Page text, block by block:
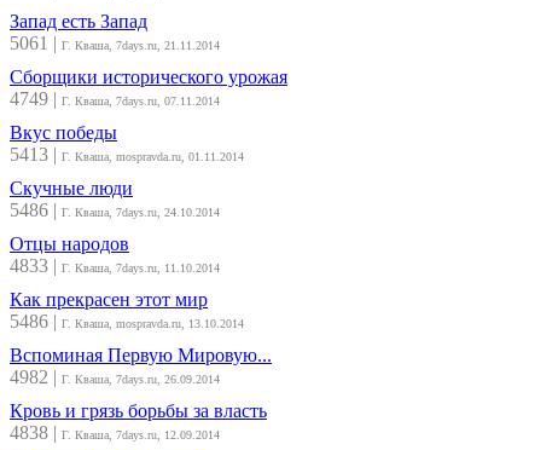
Запад есть Запад
5061 | Г. Кваша, 7days.ru, 21.11.2014
Сборщики исторического урожая
4749 | Г. Кваша, 7days.ru, 07.11.2014
Вкус победы
5413 | Г. Кваша, mospravda.ru, 01.11.2014
Скучные люди
5486 | Г. Кваша, 7days.ru, 24.10.2014
Отцы народов
4833 | Г. Кваша, 7days.ru, 11.10.2014
Как прекрасен этот мир
5486 | Г. Кваша, mospravda.ru, 13.10.2014
Вспоминая Первую Мировую...
4982 | Г. Кваша, 7days.ru, 26.09.2014
Кровь и грязь борьбы за власть
4838 | Г. Кваша, 7days.ru, 12.09.2014